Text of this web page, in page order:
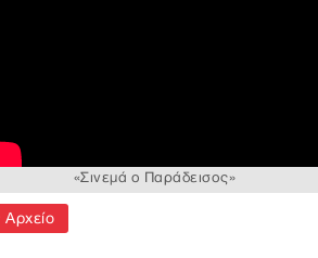
«Σινεμά ο Παράδεισος»
Αρχείο